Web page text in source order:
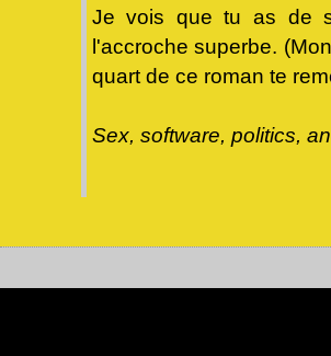
Je vois que tu as de
l'accroche superbe.
quart de ce roman te
Sex, software, politics,